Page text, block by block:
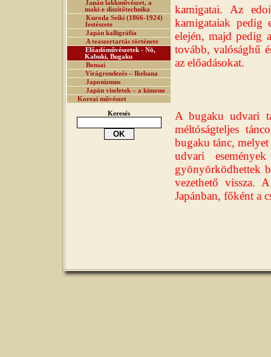
Japán lakkművészet, a
maki-e díszítőtechnika
Kuroda Seiki (1866-1924)
festészete
Japán kalligráfia
A teaszertartás története
Előadóművészetek - Nō,
Kabuki, Bugaku
Bonsai
Virágrendezés – Ikebana
Japonizmus
Japán viseletek – a kimono
Koreai művészet
Keresés
kamigatai. Az
kamigataiak pedig
elején, majd pedig
tovább, valósághű
az előadásokat.
A bugaku udvari
méltóságteljes
bugaku tánc,
udvari
gyönyörködhettek
vezethető vissza.
Japánban, főként a